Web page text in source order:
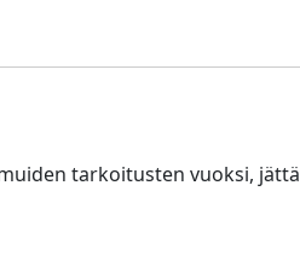
tarkoitusten vuoksi,